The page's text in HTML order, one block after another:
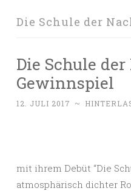
Die Schule der
Die Schule
Gewinnspiel
12. JULI 2017 ~
mit ihrem Debüt “Die
atmosphärisch dichter